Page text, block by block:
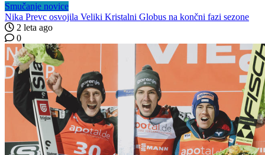
Smučanje novice
Nika Prevc osvojila Veliki Kristalni Globus na končni fazi sezone
2 leta ago
0